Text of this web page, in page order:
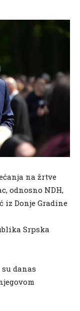
na žrtve
odnosno NDH,
iz Donje Gradine
Srpska
danas